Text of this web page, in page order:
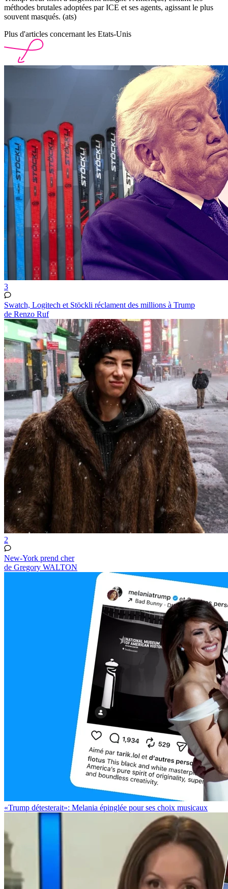
méthodes brutales adoptées par ICE et ses agents, agissant le plus
souvent masqués. (ats)
Plus d'articles concernant les Etats-Unis
3
Swatch, Logitech et Stöckli réclament des millions à Trump
de Renzo Ruf
2
New-York prend cher
de Gregory WALTON
«Trump détesterait»: Melania épinglée pour ses choix musicaux